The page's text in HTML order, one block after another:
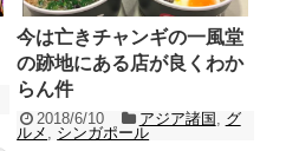
今は亡きチャンギの一風堂
の跡地にある店が良くわか
らん件
2018/6/10 アジア諸国
グ
ルメ
シンガポール